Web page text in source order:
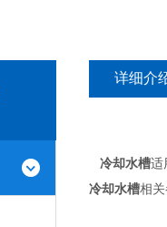
详细介
冷却水槽适
冷却水槽相